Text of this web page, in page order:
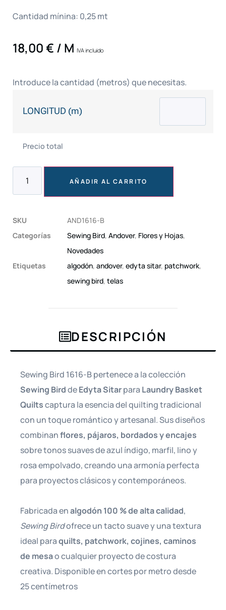
Cantidad mínina: 0,25 mt
18,00€ / M IVA incluido
Introduce la cantidad (metros) que necesitas.
LONGITUD (m)
Precio total
AÑADIR AL CARRITO
SKU
AND1616-B
Categorías
Sewing Bird, Andover, Flores y Hojas,
Novedades
Etiquetas
algodón, andover, edyta sitar, patchwork,
sewing bird, telas
DESCRIPCIÓN
Sewing Bird 1616-B pertenece a la colección
Sewing BirddeEdyta Sitarpara Laundry Basket
Quiltscaptura la esencia del quilting tradicional
con un toque romántico y artesanal. Sus diseños
combinanflores, pájaros, bordados y encajes
sobre tonos suaves de azul índigo, marfil, lino y
rosa empolvado, creando una armonía perfecta
para proyectos clásicos y contemporáneos.
Fabricada enalgodón 100 % de alta calidad,
Sewing Birdofrece un tacto suave y una textura
ideal paraquilts, patchwork, cojines, caminos
de mesao cualquier proyecto de costura
creativa. Disponible en cortes por metro desde
25 centímetros